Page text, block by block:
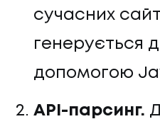
сучасних
генерується
допомогою
API-парсинг.